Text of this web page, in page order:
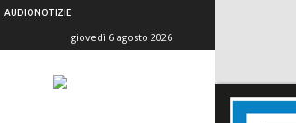
AUDIONOTIZIE
giovedì 6 agosto 2026